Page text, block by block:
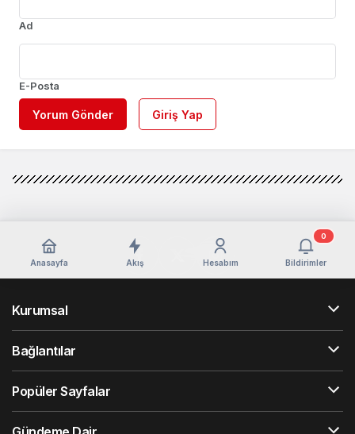
Ad
E-Posta
Yorum Gönder Giriş Yap
Anasayfa Akış Hesabım Bildirimler
0
Kurumsal
Bağlantılar
Popüler Sayfalar